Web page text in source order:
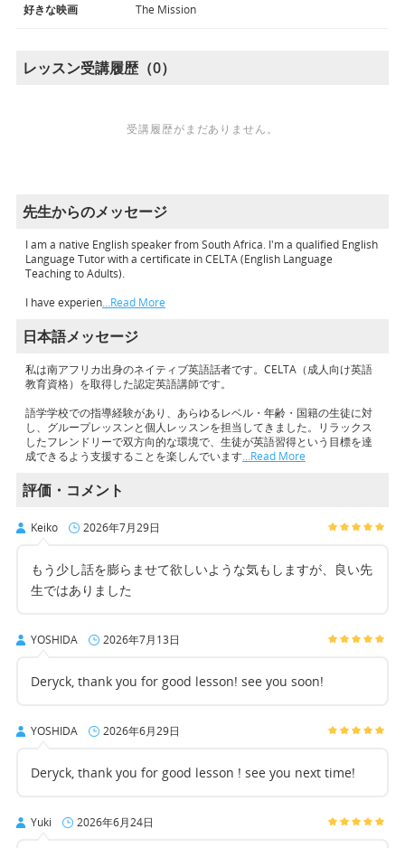
好きな映画 The Mission
レッスン受講履歴（0）
受講履歴がまだありません。
先生からのメッセージ
I am a native English speaker from South Africa. I'm a qualified English
Language Tutor with a certificate in CELTA (English Language
Teaching to Adults).
I have experien…Read More
日本語メッセージ
私は南アフリカ出身のネイティブ英語話者です。CELTA（成人向け英語
教育資格）を取得した認定英語講師です。
語学学校での指導経験があり、あらゆるレベル・年齢・国籍の生徒に対
し、グループレッスンと個人レッスンを担当してきました。リラックス
したフレンドリーで双方向的な環境で、生徒が英語習得という目標を達
成できるよう支援することを楽しんでいます…Read More
評価・コメント
Keiko 2026年7月29日
もう少し話を膨らませて欲しいような気もしますが、良い先
生ではありました
YOSHIDA 2026年7月13日
Deryck, thank you for good lesson! see you soon!
YOSHIDA 2026年6月29日
Deryck, thank you for good lesson ! see you next time!
Yuki 2026年6月24日